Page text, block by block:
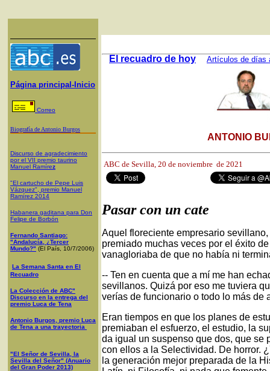
Página principal-Inicio
Correo
Biografía de Antonio Burgos
Discurso de agradecimiento
por el VII premio taurino
Manuel Ramírez
"El cartucho de Pepe Luis
Vázquez", premio Manuel
Ramírez 2014
Habanera gaditana para Don
Felipe de Borbón
Fernando Santiago:
"Andalucía, ¿Tercer
Mundo?" (El País, 10/7/2006)
La Semana Santa en El
Recuadro
La Colección de ABC"
Discurso en la entrega del
premio Luca de Tena
Antonio Burgos, premio Luca
de Tena a una trayectoria
"El Señor de Sevilla, la
Sevilla del Señor" (Anuario
del Gran Poder 2013)
El recuadro de hoy Artículos de días
ANTONIO
ABC de Sevilla, 20 de noviembre de 2021
Pasar con un cate
Aquel floreciente empresario
premiado muchas veces por el éxito
vanagloriaba de que no había ni
-- Ten en cuenta que a mí me han
sevillanos. Quizá por eso me tuviera
verías de funcionario o todo lo más de
Eran tiempos en que los planes de
premiaban el esfuerzo, el estudio, la
da igual un suspenso que dos, que se
con ellos a la Selectividad. De horror.
la generación mejor preparada de la